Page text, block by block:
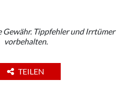
Gewähr. Tippfehler und Irrtümer
vorbehalten.
TEILEN